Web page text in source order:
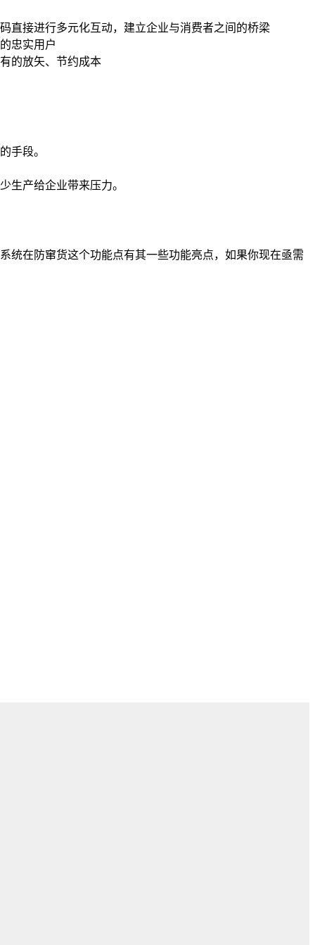
直接进行多元化互动，建立企业与消费者之间的桥梁
忠实用户
的放矢、节约成本
手段。
生产给企业带来压力。
统在防窜货这个功能点有其一些功能亮点，如果你现在亟需